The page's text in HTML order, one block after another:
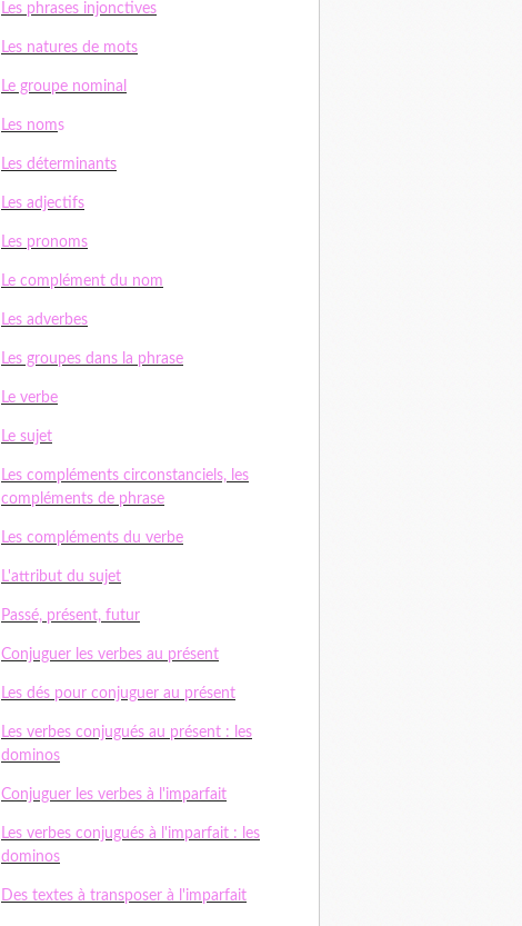
Les phrases injonctives
Les natures de mots
Le groupe nominal
Les noms
Les déterminants
Les adjectifs
Les pronoms
Le complément du nom
Les adverbes
Les groupes dans la phrase
Le verbe
Le sujet
Les compléments circonstanciels, les
compléments de phrase
Les compléments du verbe
L'attribut du sujet
Passé, présent, futur
Conjuguer les verbes au présent
Les dés pour conjuguer au présent
Les verbes conjugués au présent : les
dominos
Conjuguer les verbes à l'imparfait
Les verbes conjugués à l'imparfait : les
dominos
Des textes à transposer à l'imparfait